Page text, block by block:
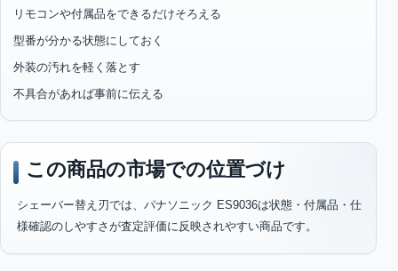
リモコンや付属品をできるだけそろえる
型番が分かる状態にしておく
外装の汚れを軽く落とす
不具合があれば事前に伝える
この商品の市場での位置づけ
シェーバー替え刃では、パナソニック ES9036は状態・付属品・仕
様確認のしやすさが査定評価に反映されやすい商品です。